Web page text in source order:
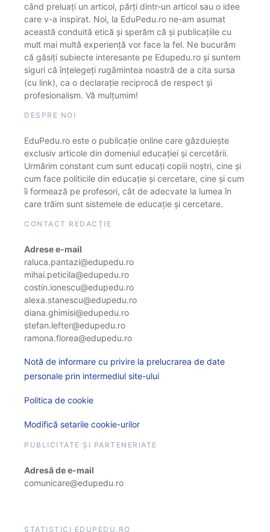
când preluați un articol, părți dintr-un articol sau o idee
care v-a inspirat. Noi, la EduPedu.ro ne-am asumat
această conduită etică și sperăm că și publicațiile cu
mult mai multă experiență vor face la fel. Ne bucurăm
că găsiți subiecte interesante pe Edupedu.ro și suntem
siguri că înțelegeți rugămintea noastră de a cita sursa
(cu link), ca o declarație reciprocă de respect și
profesionalism. Vă mulțumim!
DESPRE NOI
EduPedu.ro este o publicație online care găzduiește
exclusiv articole din domeniul educației și cercetării.
Urmărim constant cum sunt educați copiii noștri, cine și
cum face politicile din educație și cercetare, cine și cum
îi formează pe profesori, cât de adecvate la lumea în
care trăim sunt sistemele de educație și cercetare.
CONTACT REDACȚIE
Adrese e-mail
raluca.pantazi@edupedu.ro
mihai.peticila@edupedu.ro
costin.ionescu@edupedu.ro
alexa.stanescu@edupedu.ro
diana.ghimisi@edupedu.ro
stefan.lefter@edupedu.ro
ramona.florea@edupedu.ro
Notă de informare cu privire la prelucrarea de date
personale prin intermediul site-ului
Politica de cookie
Modifică setarile cookie-urilor
PUBLICITATE ȘI PARTENERIATE
Adresă de e-mail
comunicare@edupedu.ro
STATISTICI EDUPEDU.RO